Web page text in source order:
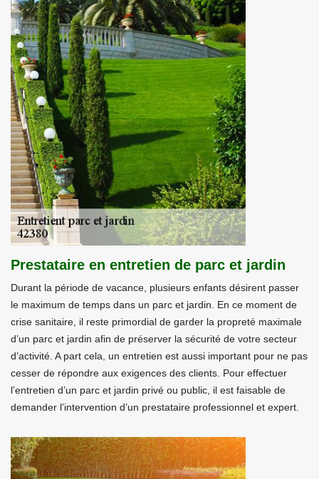
Prestataire en entretien de parc et jardin
Durant la période de vacance, plusieurs enfants désirent passer
le maximum de temps dans un parc et jardin. En ce moment de
crise sanitaire, il reste primordial de garder la propreté maximale
d’un parc et jardin afin de préserver la sécurité de votre secteur
d’activité. A part cela, un entretien est aussi important pour ne pas
cesser de répondre aux exigences des clients. Pour effectuer
l’entretien d’un parc et jardin privé ou public, il est faisable de
demander l’intervention d’un prestataire professionnel et expert.